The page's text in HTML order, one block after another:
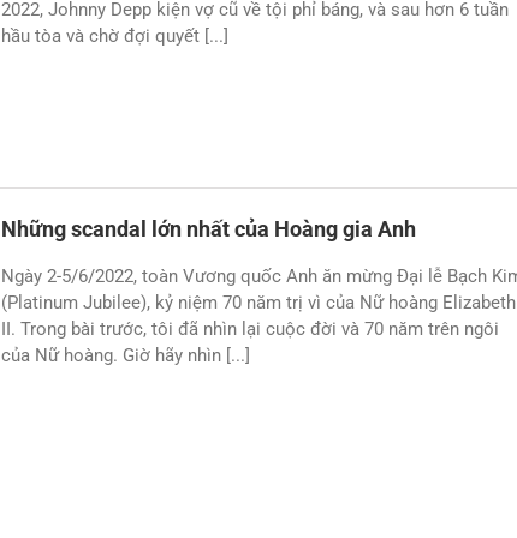
2022, Johnny Depp kiện vợ cũ về tội phỉ báng, và sau hơn 6 tuần
hầu tòa và chờ đợi quyết [...]
Những scandal lớn nhất của Hoàng gia Anh
Ngày 2-5/6/2022, toàn Vương quốc Anh ăn mừng Đại lễ Bạch
(Platinum Jubilee), kỷ niệm 70 năm trị vì của Nữ hoàng Elizabeth
II. Trong bài trước, tôi đã nhìn lại cuộc đời và 70 năm trên ngôi
của Nữ hoàng. Giờ hãy nhìn [...]